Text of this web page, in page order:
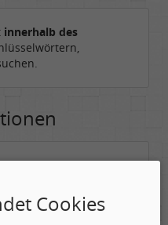
innerhalb des
Cookies